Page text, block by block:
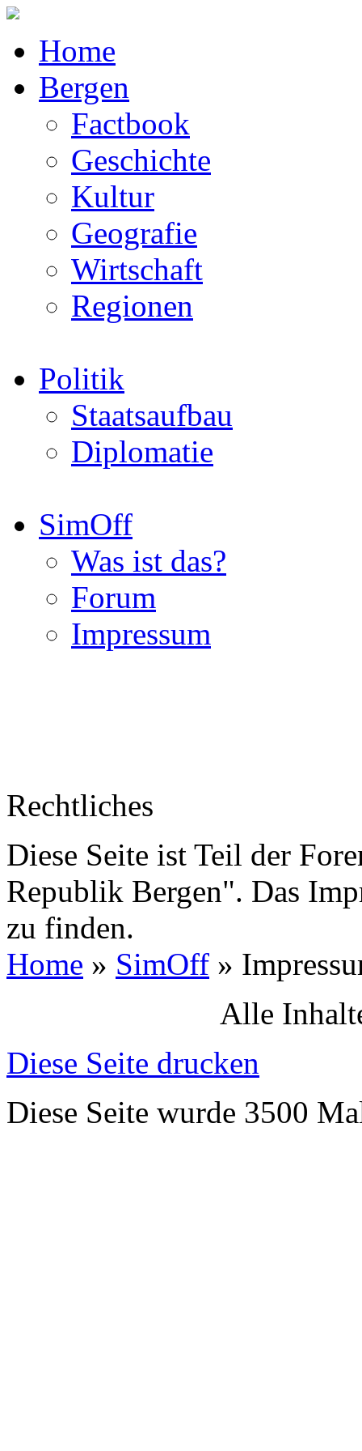
Home
Bergen
Factbook
Geschichte
Kultur
Geografie
Wirtschaft
Regionen
Politik
Staatsaufbau
Diplomatie
SimOff
Was ist das?
Forum
Impressum
Rechtliches
Diese Seite ist Teil der
Republik Bergen". Das
zu finden.
Home » SimOff »
Alle
Diese Seite drucken
Diese Seite wurde 3500